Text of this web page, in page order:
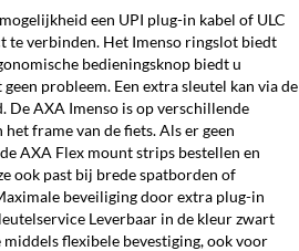
een UPI plug-in kabel of ULC
te verbinden. Het Imenso ringslot biedt
bedieningsknop biedt u
probleem. Een extra sleutel kan via de
De AXA Imenso is op verschillende
frame van de fiets. Als er geen
AXA Flex mount strips bestellen en
ook past bij brede spatborden of
beveiliging door extra plug-in
Leverbaar in de kleur zwart
flexibele bevestiging, ook voor